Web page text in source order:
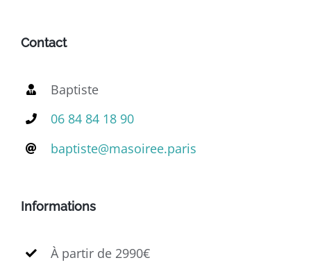
Contact
Baptiste
06 84 84 18 90
baptiste@masoiree.paris
Informations
À partir de 2990€